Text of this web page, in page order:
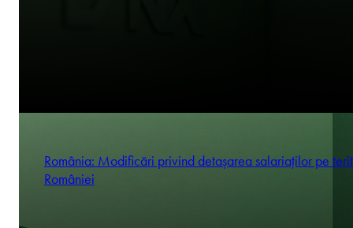
România: Modificări privind detașarea salariaților pe
României